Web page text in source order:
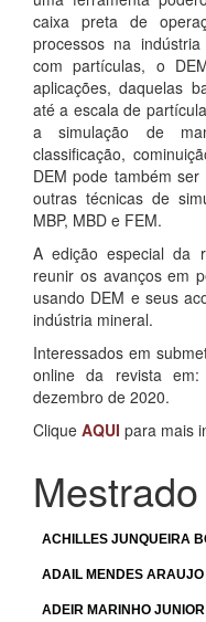
caixa preta de
processos na
com partículas, o
aplicações, daquelas
até a escala de
a simulação de
classificação,
DEM pode também
outras técnicas de
MBP, MBD e FEM.
A edição especial da
reunir os avanços em
usando DEM e seus
indústria mineral.
Interessados em
online da revista
dezembro de 2020.
Clique AQUI para mais
Mestrado